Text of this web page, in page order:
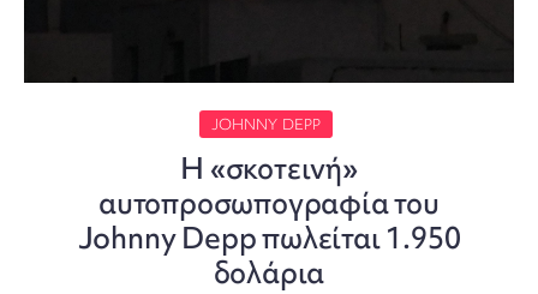
JOHNNY DEPP
Η «σκοτεινή»
αυτοπροσωπογραφία του
Johnny Depp πωλείται 1.950
δολάρια